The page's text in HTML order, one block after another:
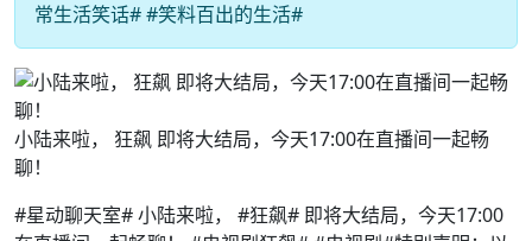
常生活笑话# #笑料百出的生活#
小陆来啦， 狂飙 即将大结局，今天17:00在直播间一起畅
聊！
#星动聊天室# 小陆来啦， #狂飙# 即将大结局，今天17:00